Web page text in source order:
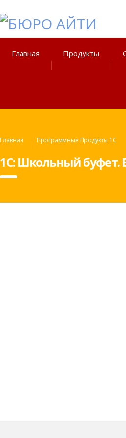
Главная Продукты
Главная Программные Продукты 1С
1С: Школьный буфет.